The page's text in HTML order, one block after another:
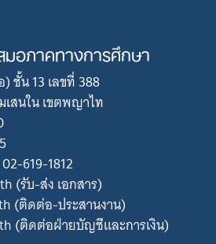
อภาคทางการศึกษา
ชั้น 13 เลขที่ 388
สนใน เขตพญาไท
619-1812
(รับ-ส่ง เอกสาร)
(ติดต่อ-ประสานงาน)
(ติดต่อฝ่ายบัญชีและการเงิน)